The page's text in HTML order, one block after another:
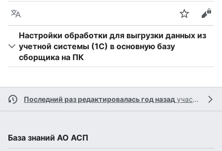
Язык Следить
Настройки обработки для выгрузки данных из
учетной системы (1С) в основную базу
сборщика на ПК
Последний раз редактировалась год назад участником
База знаний АО АСП